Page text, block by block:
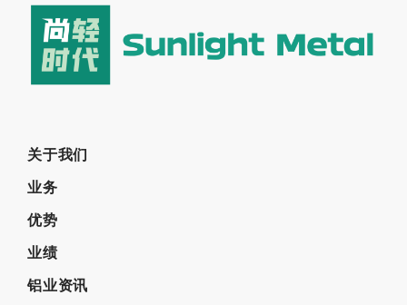
关于我们
业务
优势
业绩
铝业资讯